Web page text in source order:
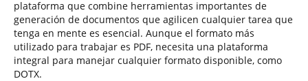
plataforma que combine herramientas importantes de
generación de documentos que agilicen cualquier tarea que
tenga en mente es esencial. Aunque el formato más
utilizado para trabajar es PDF, necesita una plataforma
integral para manejar cualquier formato disponible, como
DOTX.